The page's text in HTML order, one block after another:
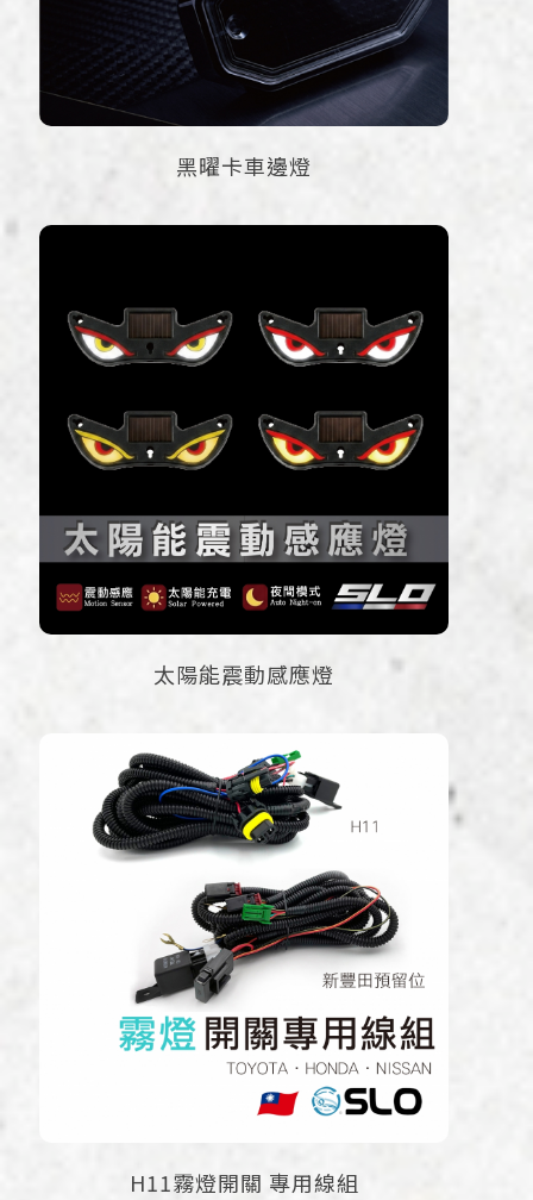
黑曜卡車邊燈
太陽能震動感應燈
H11霧燈開關 專用線組